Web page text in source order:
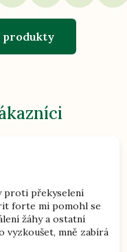
produkty
proti překyselení
forte mi pomohl se
žáhy a ostatní
vyzkoušet, mně zabírá